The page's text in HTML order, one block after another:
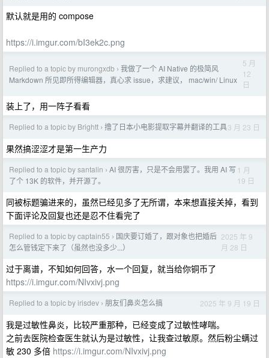
默认就是用的 compose
https://i.imgur.com/bI3ek2c.png
Replied to a topic by murongxdb › 我做了一个 AI Native 的极简风
Markdown 所见即所得编辑器，真心求 issue，求建议， mac/win/ Linux
5 月
12
日
装上了，用一阵子看看
Replied to a topic by Brightt › 撸了日本小电影提取字幕并翻译的工具3 月 23 日
果然搞涩涩才是第一生产力
Replied to a topic by santalin › AI 很厉害，只是不会用罢了。我用 AI 写
了个 13K 的软件，并开源了。
1 月
19 日
同被标题骗进来的，虽然已经见多了无所谓，本来想直接关掉，看到
下面评论及回复也还是忍不住看完了
Replied to a topic by captain55 › 国庆要订婚了，跟对象也把婚后
怎么管钱定下来了（虽然也没多少...）
2025 年 9
月 28 日
过于离谱，不知如何回答，水一个回复，就当给你铜币了
https://i.imgur.com/NIvxivj.png
Replied to a topic by irisdev › 朋友们鼻炎怎么搞 2025 年 9 月 19 日
我是过敏性鼻炎，比较严重那种，已经变成了过敏性哮喘。
之前去医院检查医生就认为是过敏性，让我查过敏原。然后粉尘螨过
敏 230 多倍 https://i.imgur.com/NIvxivj.png